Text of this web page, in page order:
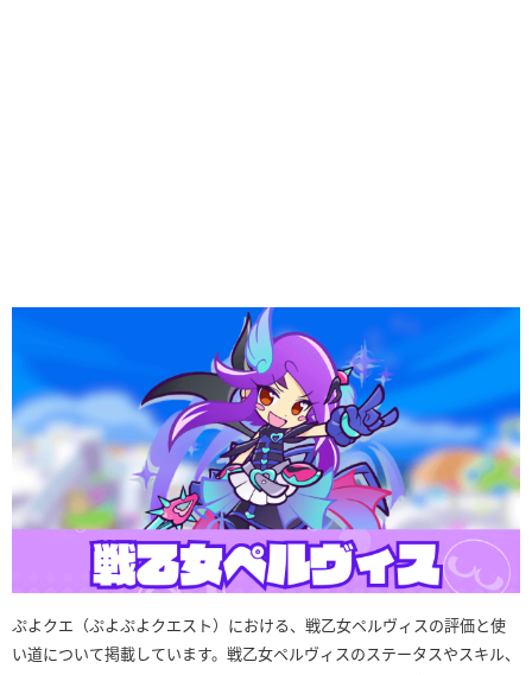
ぷよクエ（ぷよぷよクエスト）における、戦乙女ペルヴィスの評価と使
い道について掲載しています。戦乙女ペルヴィスのステータスやスキル、